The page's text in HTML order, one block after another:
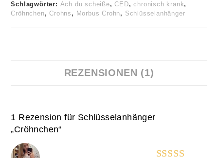
Schlagwörter: Ach du scheiße,CED,chronisch krank,
Cröhnchen,Crohns , Morbus Crohn, Schlüsselanhänger
REZENSIONEN (1)
1 Rezension für Schlüsselanhänger
„Cröhnchen“